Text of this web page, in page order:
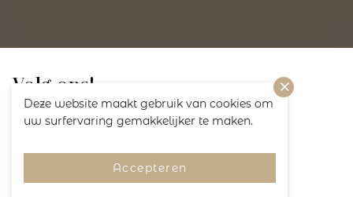
Deze website maakt gebruik van cookies om
uw surfervaring gemakkelijker te maken.
Accepteren
Volg ons!